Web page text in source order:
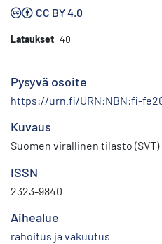
CC BY 4.0
Lataukset 40
Pysyvä osoite
https://urn.fi/URN:NBN:fi-
Kuvaus
Suomen virallinen tilasto (SVT)
ISSN
2323-9840
Aihealue
rahoitus ja vakuutus